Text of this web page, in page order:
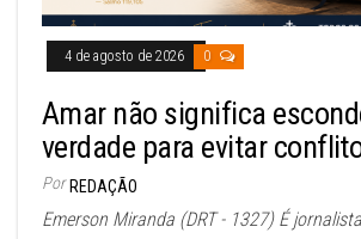
4 de agosto de 2026 0
Amar não significa
verdade para evitar
Por REDAÇÃO
Emerson Miranda (DRT - 1327) É